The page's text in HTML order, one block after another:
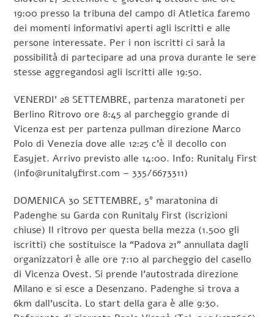
19:00 presso la tribuna del campo di Atletica faremo
dei momenti informativi aperti agli iscritti e alle
persone interessate. Per i non iscritti ci sarà la
possibilità di partecipare ad una prova durante le sere
stesse aggregandosi agli iscritti alle 19:50.
VENERDI’ 28 SETTEMBRE, partenza maratoneti per
Berlino Ritrovo ore 8:45 al parcheggio grande di
Vicenza est per partenza pullman direzione Marco
Polo di Venezia dove alle 12:25 c’è il decollo con
Easyjet. Arrivo previsto alle 14:00. Info: Runitaly First
(info@runitalyfirst.com – 335/6673311)
DOMENICA 30 SETTEMBRE, 5° maratonina di
Padenghe su Garda con Runitaly First (iscrizioni
chiuse) Il ritrovo per questa bella mezza (1.500 gli
iscritti) che sostituisce la “Padova 21” annullata dagli
organizzatori è alle ore 7:10 al parcheggio del casello
di Vicenza Ovest. Si prende l’autostrada direzione
Milano e si esce a Desenzano. Padenghe si trova a
6km dall’uscita. Lo start della gara è alle 9:30.